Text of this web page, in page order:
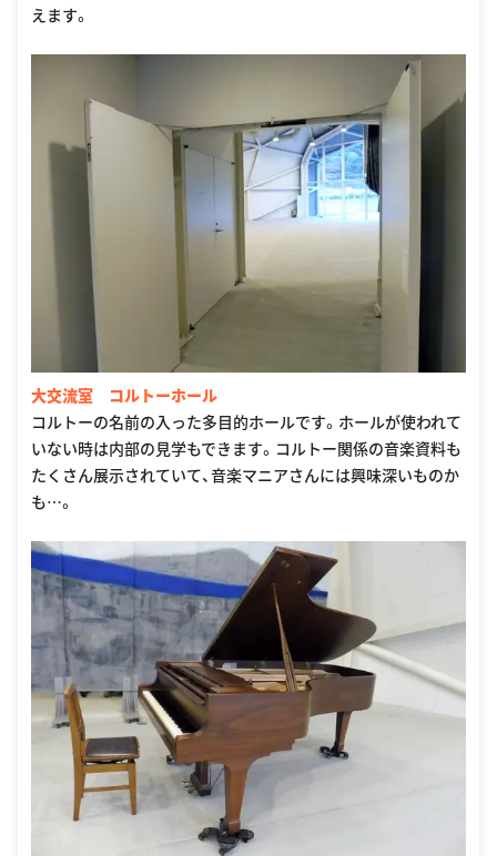
えます。
大交流室 コルトーホール
コルトーの名前の入った多目的ホールです。ホールが使われて
いない時は内部の見学もできます。コルトー関係の音楽資料も
たくさん展示されていて、音楽マニアさんには興味深いものか
も…。